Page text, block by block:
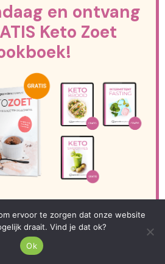
en ontvang
Keto Zoet
voedingscoaches.
74,00 EUR
ervoor te zorgen dat onze website
draait. Vind je dat ok?
Ok